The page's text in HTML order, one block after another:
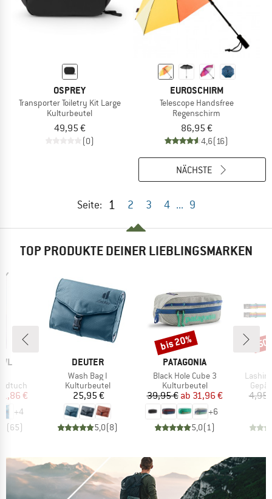
OSPREY
Transporter Toiletry Kit Large
Kulturbeutel
49,95 €
(0)
EUROSCHIRM
Telescope Handsfree
Regenschirm
86,95 €
4,6(16)
Seite: 1 2 3 4 ... 9
NÄCHSTE
TOP PRODUKTE DEINER LIEBLINGSMARKEN
Preis
€
+4
(65)
MARKE
DEUTER
Artikel
Wash Bag I
Produktgruppe
Kulturbeutel
Preis
25,95 €
5,0(8)
MARKE
PATAGONIA
Artikel
Black Hole Cube 3
Produktgruppe
Kulturbeutel
Preis
39,95 € reduzierter Preis
ab 31,96 €
+6
5,0( 1)
Rabatt
bis 20%
Artikel
4,95